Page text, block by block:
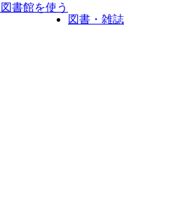
図書館を使う
図書・雑誌